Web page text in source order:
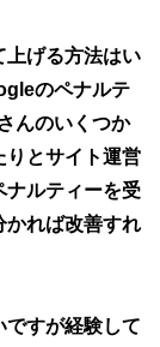
上げる方法はい
のペナルテ
んのいくつか
りとサイト運営
ナルティーを受
かれば改善すれ
ですが経験して